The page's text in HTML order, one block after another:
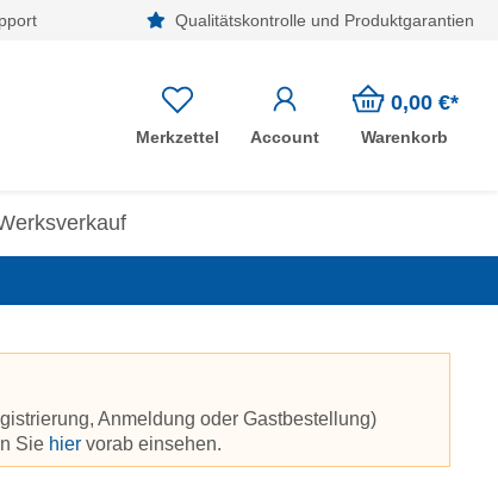
Qualitätskontrolle und Produktgarantien
Merkzettel Account
0,00 €*
Warenkorb
Anmeldung oder Gastbestellung)
Sie hier vorab einsehen.